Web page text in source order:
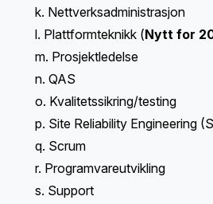
k. Nettverksadministrasjon
l. Plattformteknikk (Nytt for
m. Prosjektledelse
n. QAS
o. Kvalitetssikring/testing
p. Site Reliability Engineering
q. Scrum
r. Programvareutvikling
s. Support